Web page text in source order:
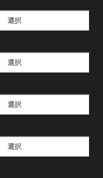
選択
選択
選択
選択